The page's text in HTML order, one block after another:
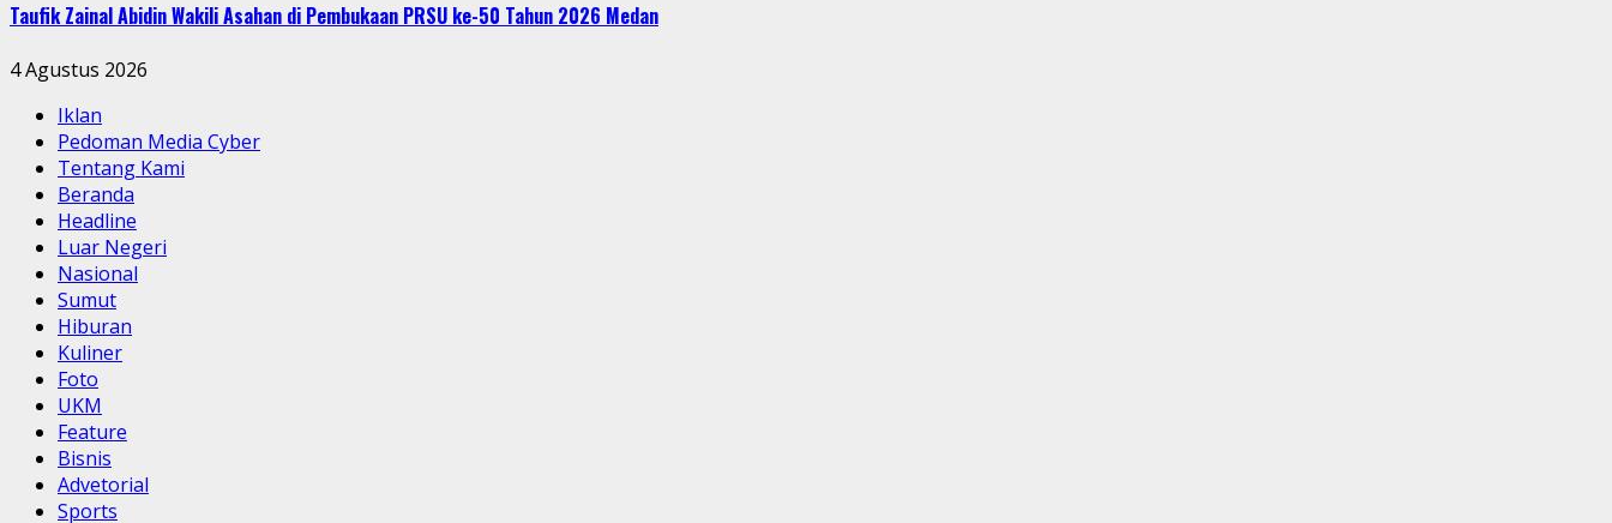
Taufik Zainal Abidin Wakili Asahan di Pembukaan PRSU ke-50 Tahun 2026 Medan
4 Agustus 2026
Iklan
Pedoman Media Cyber
Tentang Kami
Beranda
Headline
Luar Negeri
Nasional
Sumut
Hiburan
Kuliner
Foto
UKM
Feature
Bisnis
Advetorial
Sports